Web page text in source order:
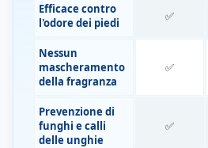
Efficace contro
l'odore dei piedi
✅
Nessun
mascheramento
della fragranza
✅
Prevenzione di
funghi e calli
delle unghie
✅